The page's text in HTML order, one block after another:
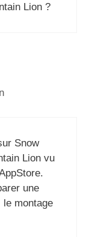
Lion ?
Snow
Lion vu
une
le montage